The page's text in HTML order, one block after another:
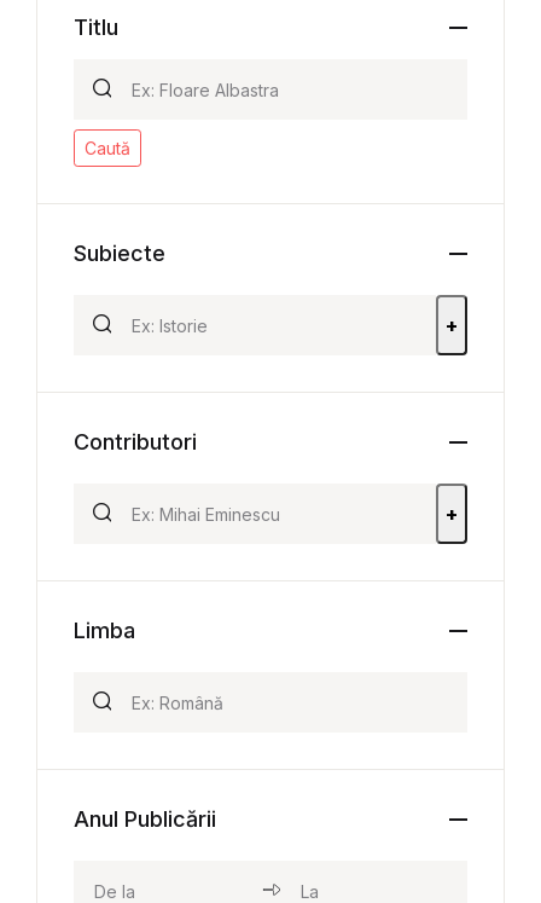
Titlu
Caută
Subiecte
+
Contributori
+
Limba
Anul Publicării